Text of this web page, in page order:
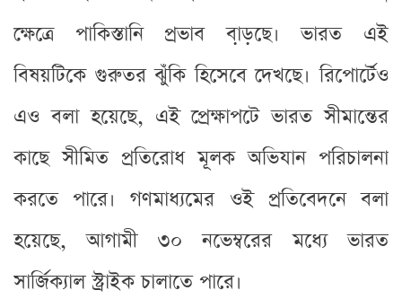
ক্ষেত্রে পাকিস্তানি প্রভাব বা়ড়ছে। ভারত এই
বিষয়টিকে গুরুতর ঝুঁকি হিসেবে দেখছে। রিপোর্টেও
এও বলা হয়েছে, এই প্রেক্ষাপটে ভারত সীমান্তের
কাছে সীমিত প্রতিরোধ মূলক অভিযান পরিচালনা
করতে পারে। গণমাধ্যমের ওই প্রতিবেদনে বলা
হয়েছে, আগামী ৩০ নভেম্বরের মধ্যে ভারত
সার্জিক্যাল স্ট্রাইক চালাতে পারে।